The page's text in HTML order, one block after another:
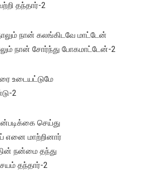
தந்தார்-2
நான் கலங்கிடவே மாட்டேன்
நான் சோர்ந்து போகமாட்டேன்-2
உடையட்டுமே
2
செய்து
எனை மாற்றினார்
நன்மை தந்து
தந்தார்-2